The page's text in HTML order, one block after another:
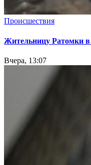
Происшествия
Жительницу Ратомки в
Вчера, 13:07